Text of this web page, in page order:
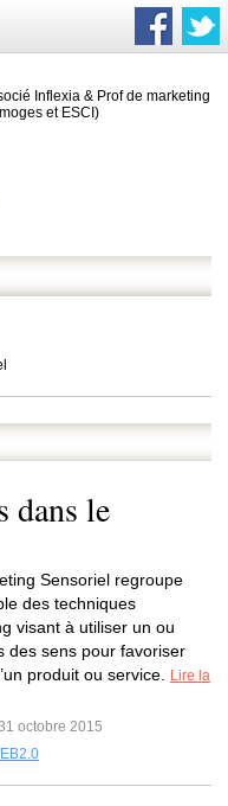
Inflexia & Prof de marketing
et ESCI)
dans le
Sensoriel regroupe
des techniques
visant à utiliser un ou
des sens pour favoriser
produit ou service.
Lire la
octobre 2015